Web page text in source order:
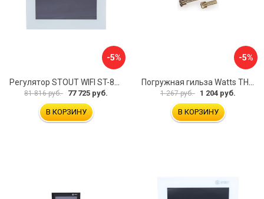
-5%
Регулятор STOUT WIFI ST-8s STE-0101-100801 RG008V0JPUVBTK
81 816 руб. 77 725 руб.
В КОРЗИНУ
-5%
Погружная гильза Watts TH 10006135
1 267 руб. 1 204 руб.
В КОРЗИНУ